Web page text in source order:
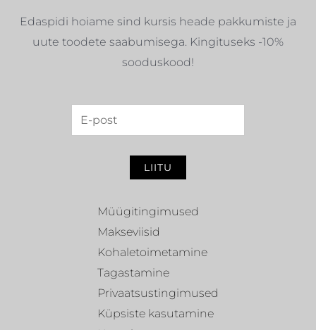
Edaspidi hoiame sind kursis heade pakkumiste ja
uute toodete saabumisega. Kingituseks -10%
sooduskood!
LIITU
Müügitingimused
Makseviisid
Kohaletoimetamine
Tagastamine
Privaatsustingimused
Küpsiste kasutamine